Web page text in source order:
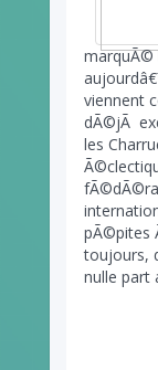
marquÃ©
viennent
dÃ©jÃ
les
pÃ©pites
toujours,
nulle part